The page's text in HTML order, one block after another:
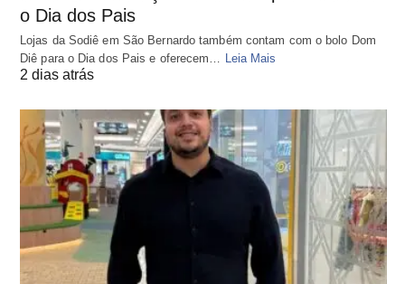
o Dia dos Pais
Lojas da Sodiê em São Bernardo também contam com o bolo Dom
Diê para o Dia dos Pais e oferecem… Leia Mais
2 dias atrás